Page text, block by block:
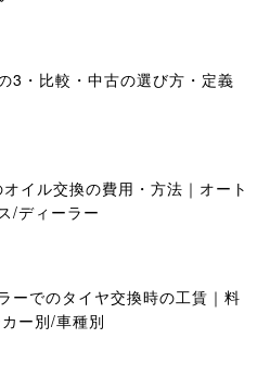
3・比較・中古の選び方・定義
イル交換の費用・方法｜オート
/ディーラー
ーでのタイヤ交換時の工賃｜料
ー別/車種別